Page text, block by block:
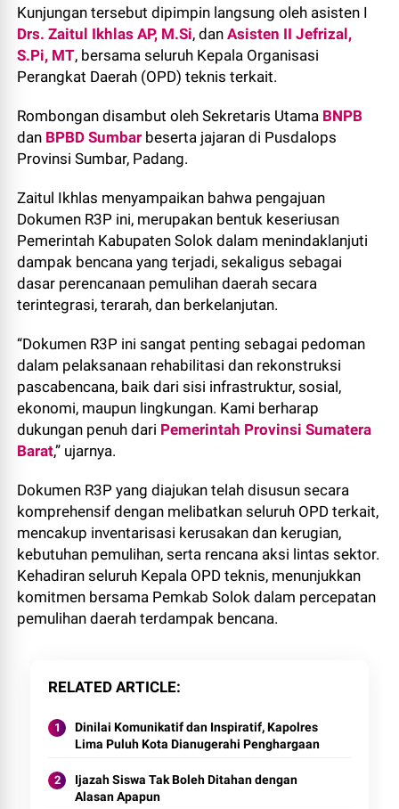
Kunjungan tersebut dipimpin langsung oleh asisten I
Drs. Zaitul Ikhlas AP, M.Si, danAsisten II Jefrizal,
S.Pi, MT, bersama seluruh Kepala Organisasi
Perangkat Daerah (OPD) teknis terkait.
Rombongan disambut oleh Sekretaris Utama BNPB
dan BPBD Sumbar beserta jajaran di Pusdalops
Provinsi Sumbar, Padang.
Zaitul Ikhlas menyampaikan bahwa pengajuan
Dokumen R3P ini, merupakan bentuk keseriusan
Pemerintah Kabupaten Solok dalam menindaklanjuti
dampak bencana yang terjadi, sekaligus sebagai
dasar perencanaan pemulihan daerah secara
terintegrasi, terarah, dan berkelanjutan.
“Dokumen R3P ini sangat penting sebagai pedoman
dalam pelaksanaan rehabilitasi dan rekonstruksi
pascabencana, baik dari sisi infrastruktur, sosial,
ekonomi, maupun lingkungan. Kami berharap
dukungan penuh dari Pemerintah Provinsi Sumatera
Barat,” ujarnya.
Dokumen R3P yang diajukan telah disusun secara
komprehensif dengan melibatkan seluruh OPD terkait,
mencakup inventarisasi kerusakan dan kerugian,
kebutuhan pemulihan, serta rencana aksi lintas sektor.
Kehadiran seluruh Kepala OPD teknis, menunjukkan
komitmen bersama Pemkab Solok dalam percepatan
pemulihan daerah terdampak bencana.
RELATED ARTICLE
Dinilai Komunikatif dan Inspiratif, Kapolres
Lima Puluh Kota Dianugerahi Penghargaan
Ijazah Siswa Tak Boleh Ditahan dengan
Alasan Apapun